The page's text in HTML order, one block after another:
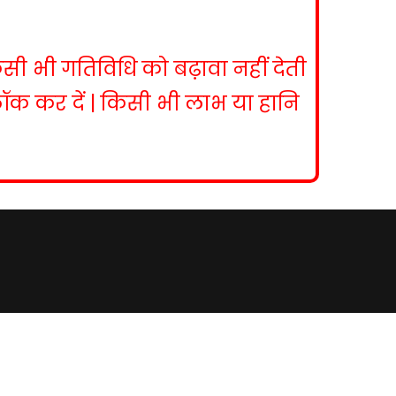
भी गतिविधि को बढ़ावा नहीं देती
कर दें | किसी भी लाभ या हानि